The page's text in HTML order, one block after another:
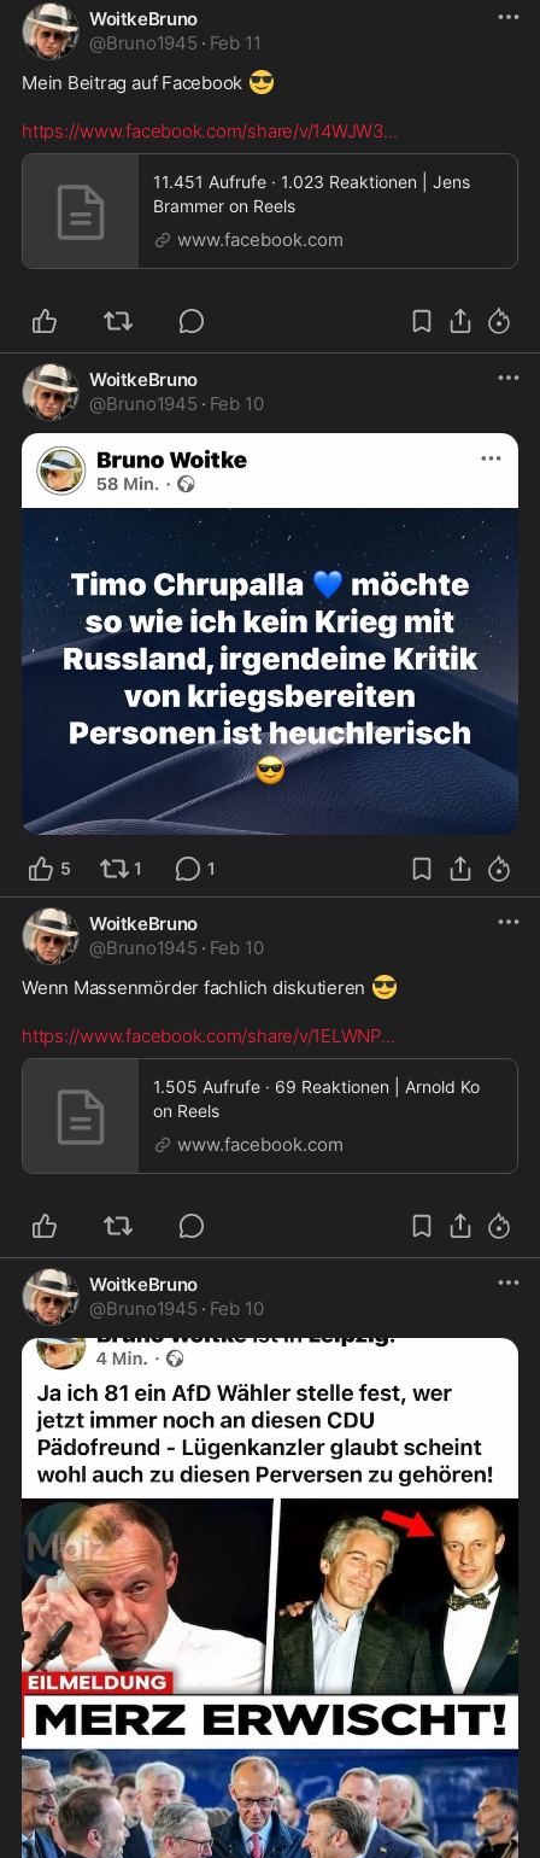
WoitkeBruno
@Bruno1945 · Feb 11
Mein Beitrag auf Facebook 😎
https://www.facebook.com/share/v/14WJW3...
11.451 Aufrufe · 1.023 Reaktionen | Jens
Brammer on Reels
www.facebook.com
WoitkeBruno
@Bruno1945 · Feb 10
5 1 1
WoitkeBruno
@Bruno1945 · Feb 10
Wenn Massenmörder fachlich diskutieren 😎
https://www.facebook.com/share/v/1ELWNP...
1.505 Aufrufe · 69 Reaktionen | Arnold Ko
on Reels
www.facebook.com
WoitkeBruno
@Bruno1945 · Feb 10